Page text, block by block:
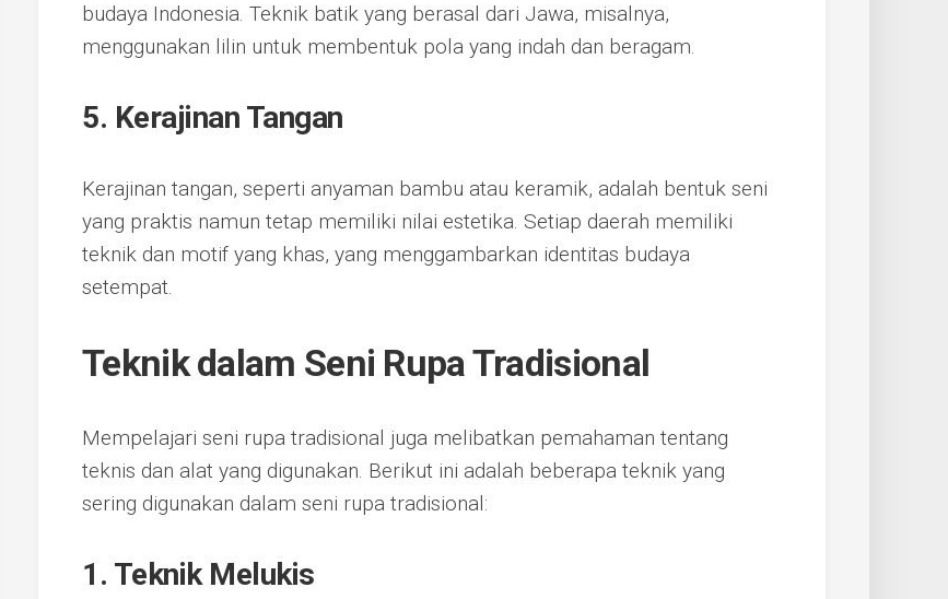
budaya Indonesia. Teknik batik yang berasal dari Jawa, misalnya,
menggunakan lilin untuk membentuk pola yang indah dan beragam.
5. Kerajinan Tangan
Kerajinan tangan, seperti anyaman bambu atau keramik, adalah bentuk seni
yang praktis namun tetap memiliki nilai estetika. Setiap daerah memiliki
teknik dan motif yang khas, yang menggambarkan identitas budaya
setempat.
Teknik dalam Seni Rupa Tradisional
Mempelajari seni rupa tradisional juga melibatkan pemahaman tentang
teknis dan alat yang digunakan. Berikut ini adalah beberapa teknik yang
sering digunakan dalam seni rupa tradisional:
1. Teknik Melukis